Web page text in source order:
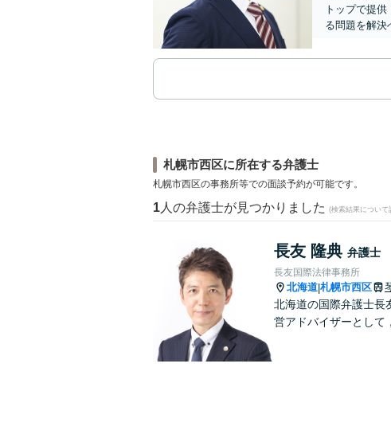
トップで提
る問題を解決
札幌市西区に所在する弁護士
札幌市西区の事務所等での面談予約が可能です。
1 人の弁護士が見つかりました (検索結果について
長友 隆典 弁護士
長友国際法律事務所
北海道|札幌市西区
北海道の国際弁護士長
営アドバイザーとして